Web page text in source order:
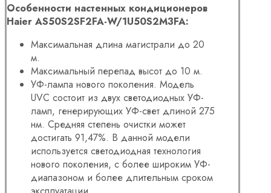
Особенности настенных кондиционеров
Haier AS50S2SF2FA-W/1U50S2M3FA:
Максимальная длина магистрали до 20
м.
Максимальный перепад высот до 10 м.
УФ-лампа нового поколения. Модель
UVC состоит из двух светодиодных УФ-
ламп, генерирующих УФ-свет длиной 275
нм. Средняя степень очистки может
достигать 91,47%. В данной модели
используется светодиодная технология
нового поколения, с более широким УФ-
диапазоном и более длительным сроком